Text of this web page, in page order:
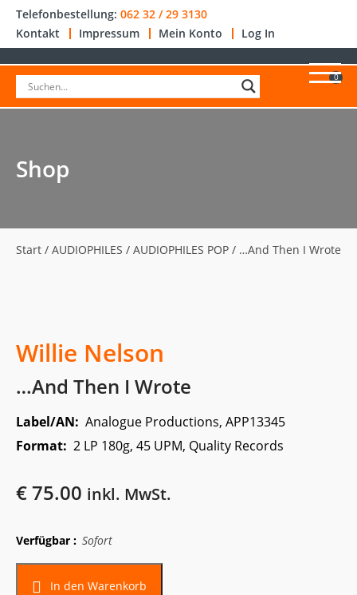
Telefonbestellung: 062 32 / 29 3130
Kontakt
Impressum Mein Konto Log In
0
Shop
Start / AUDIOPHILES / AUDIOPHILES POP / …And Then I Wrote
Willie Nelson
…And Then I Wrote
Label/AN: Analogue Productions, APP13345
Format: 2 LP 180g, 45 UPM, Quality Records
€75.00 inkl. MwSt.
Verfügbar : Sofort
In den Warenkorb